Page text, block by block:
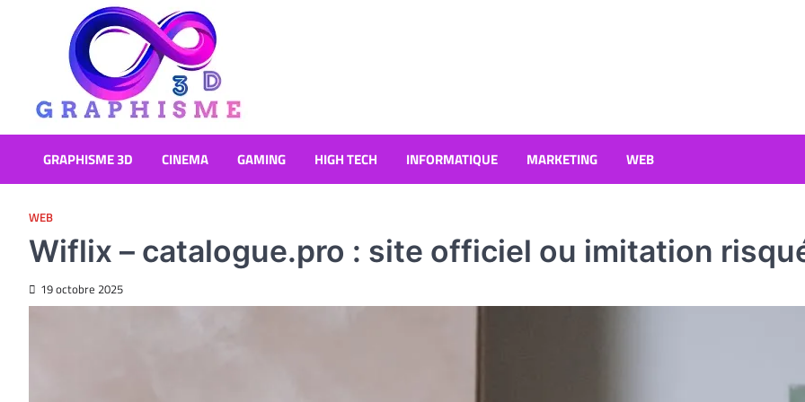
Graphisme 3D
GRAPHISME 3D CINEMA GAMING HIGH TECH INFORMATIQUE MARKETING WEB
WEB
Wiflix – catalogue.pro : site officiel ou imitation
19 octobre 2025